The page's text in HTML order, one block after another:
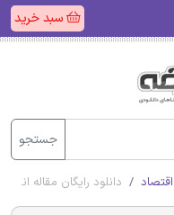
سبد خرید
جستجو
دانلود رایگان مقاله